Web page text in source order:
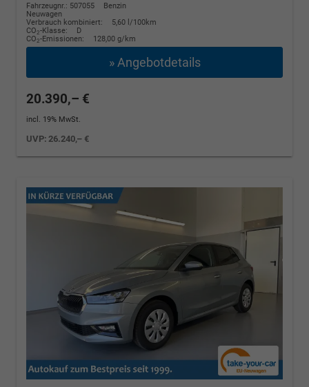
Fahrzeugnr.: 507055
Benzin
Neuwagen
Verbrauch kombiniert:
5,60 l/100km
CO2-Klasse:
D
CO2-Emissionen: 128,00 g/km
» Angebotdetails
20.390,– €
incl. 19% MwSt.
UVP:26.240,– €